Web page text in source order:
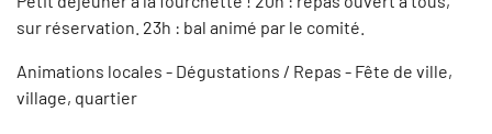
sur réservation. 23h : bal animé par le comité.
Animations locales - Dégustations / Repas - Fête de ville,
village, quartier